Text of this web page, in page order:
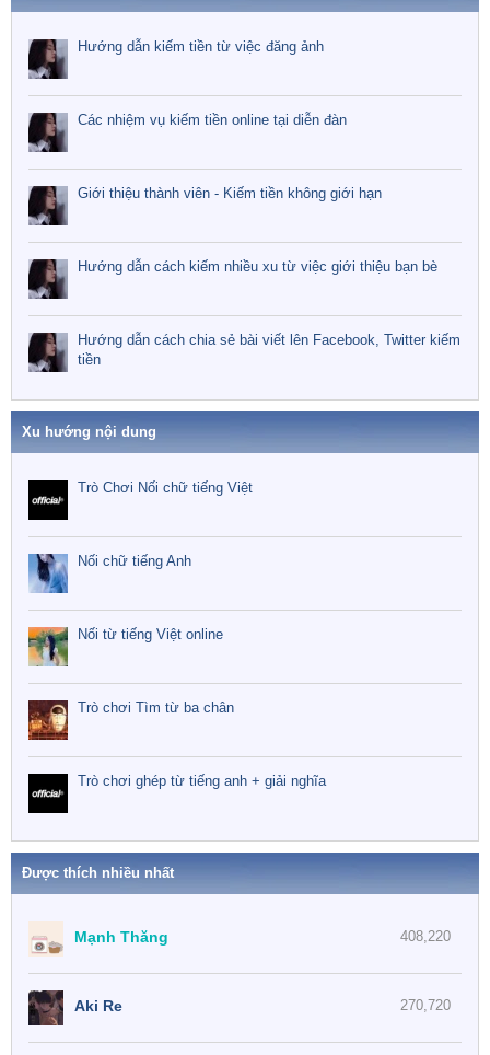
Hướng dẫn kiếm tiền từ việc đăng ảnh
Các nhiệm vụ kiếm tiền online tại diễn đàn
Giới thiệu thành viên - Kiếm tiền không giới hạn
Hướng dẫn cách kiếm nhiều xu từ việc giới thiệu bạn bè
Hướng dẫn cách chia sẻ bài viết lên Facebook, Twitter kiếm
tiền
Xu hướng nội dung
Trò Chơi Nối chữ tiếng Việt
Nối chữ tiếng Anh
Nối từ tiếng Việt online
Trò chơi Tìm từ ba chân
Trò chơi ghép từ tiếng anh + giải nghĩa
Được thích nhiều nhất
408,220
Mạnh Thăng
270,720
Aki Re